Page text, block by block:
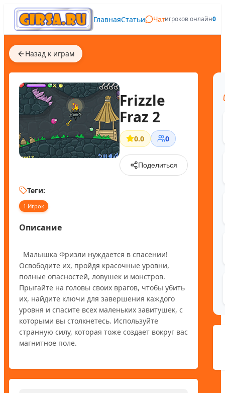
ГлавнаяСтатьи Чатигроков онлайн0
Назад к играм
Frizzle
Fraz 2
0.0 0
Поделиться
Теги:
1 Игрок
Описание
Освободите их, пройдя красочные уровни,
полные опасностей, ловушек и монстров.
Прыгайте на головы своих врагов, чтобы убить
их, найдите ключи для завершения каждого
уровня и спасите всех маленьких завитушек, с
которыми вы столкнетесь. Используйте
странную силу, которая тоже создает вокруг вас